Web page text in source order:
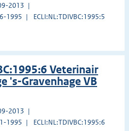
2013
1995
ECLI:NL:TDIVBC:1995:5
Veterinair
's-Gravenhage VB
2013
1995
ECLI:NL:TDIVBC:1995:6